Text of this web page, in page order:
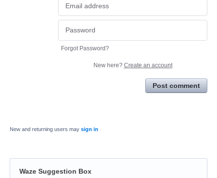
Forgot Password?
New here? Create an account
Post comment
New and returning users may sign in
Waze Suggestion Box